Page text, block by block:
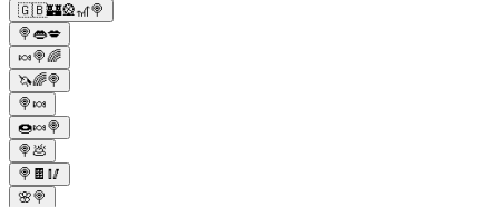
🇬🇧🏰🎡🎢🍭
🍭👄💋
🍬🍭🌈
🦄🌈🍭
🍭🍬
🍩🍬🍭
🍭💩
🍭🍫🥢
🌸🍭